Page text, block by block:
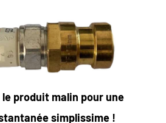
le produit malin pour une
simplissime !